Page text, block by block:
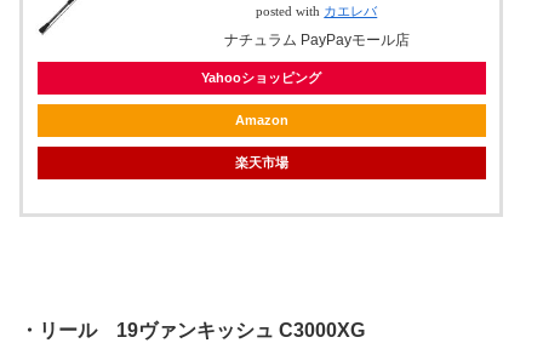
posted with カエレバ
ナチュラム PayPayモール店
Yahooショッピング
Amazon
楽天市場
・リール 19ヴァンキッシュ C3000XG